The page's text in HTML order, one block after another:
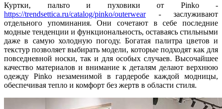
Куртки, пальто и пуховики от Pinko -
https://trendsettica.ru/catalog/pinko/outerwear- заслуживают
отдельного упоминания. Они сочетают в себе последние
модные тенденции и функциональность, оставаясь стильными
даже в самую холодную погоду. Богатая палитра цветов и
текстур позволяет выбирать модели, которые подходят как для
повседневной носки, так и для особых случаев. Высочайшее
качество материалов и внимание к деталям делают верхнюю
одежду Pinko незаменимой в гардеробе каждой модницы,
обеспечивая тепло и комфорт без жертв в области стиля.